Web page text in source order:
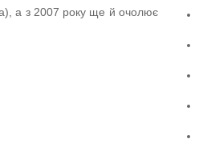
а з 2007 року ще й очолює